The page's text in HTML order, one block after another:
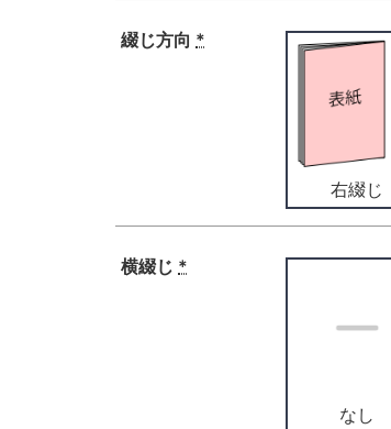
綴じ方向 *
右綴じ
横綴じ *
なし